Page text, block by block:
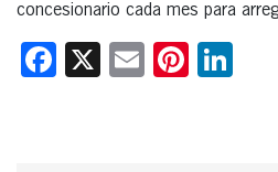
concesionario cada mes para
Facebook
X Email